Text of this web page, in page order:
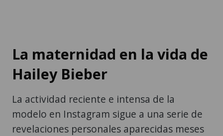
La maternidad en la vida de
Hailey Bieber
La actividad reciente e intensa de la
modelo en Instagram sigue a una serie de
revelaciones personales aparecidas meses